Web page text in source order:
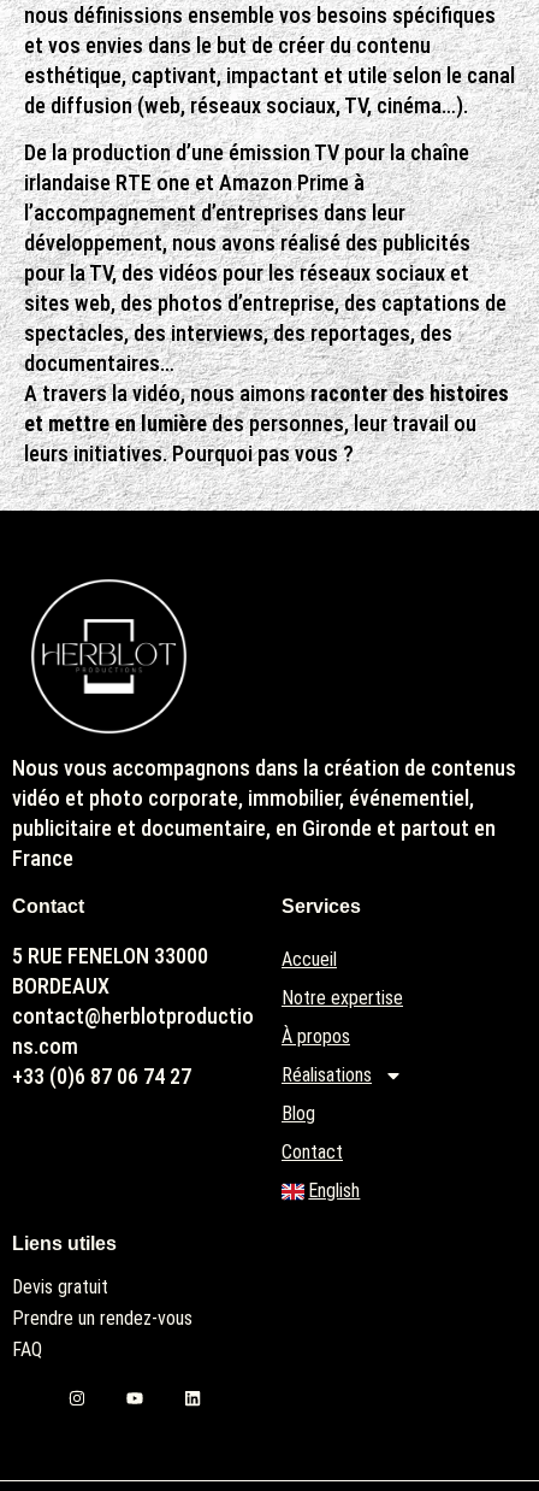
nous définissions ensemble vos besoins spécifiques
et vos envies dans le but de créer du contenu
esthétique, captivant, impactant et utile selon le canal
de diffusion (web, réseaux sociaux, TV, cinéma…).
De la production d’une émission TV pour la chaîne
irlandaise RTE one et Amazon Prime à
l’accompagnement d’entreprises dans leur
développement, nous avons réalisé des publicités
pour la TV, des vidéos pour les réseaux sociaux et
sites web, des photos d’entreprise, des captations de
spectacles, des interviews, des reportages, des
documentaires…
A travers la vidéo, nous aimonsraconter des histoires
et mettre en lumièredes personnes, leur travail ou
leurs initiatives. Pourquoi pas vous ?
Nous vous accompagnons dans la création de contenus
vidéo et photo corporate, immobilier, événementiel,
publicitaire et documentaire, en Gironde et partout en
France
Contact
5 RUE FENELON 33000
BORDEAUX
contact@herblotproductio
ns.com
+33 (0)6 87 06 74 27
Services
Accueil
Notre expertise
À propos
Réalisations
Blog
Contact
English
Liens utiles
Devis gratuit
Prendre un rendez-vous
FAQ